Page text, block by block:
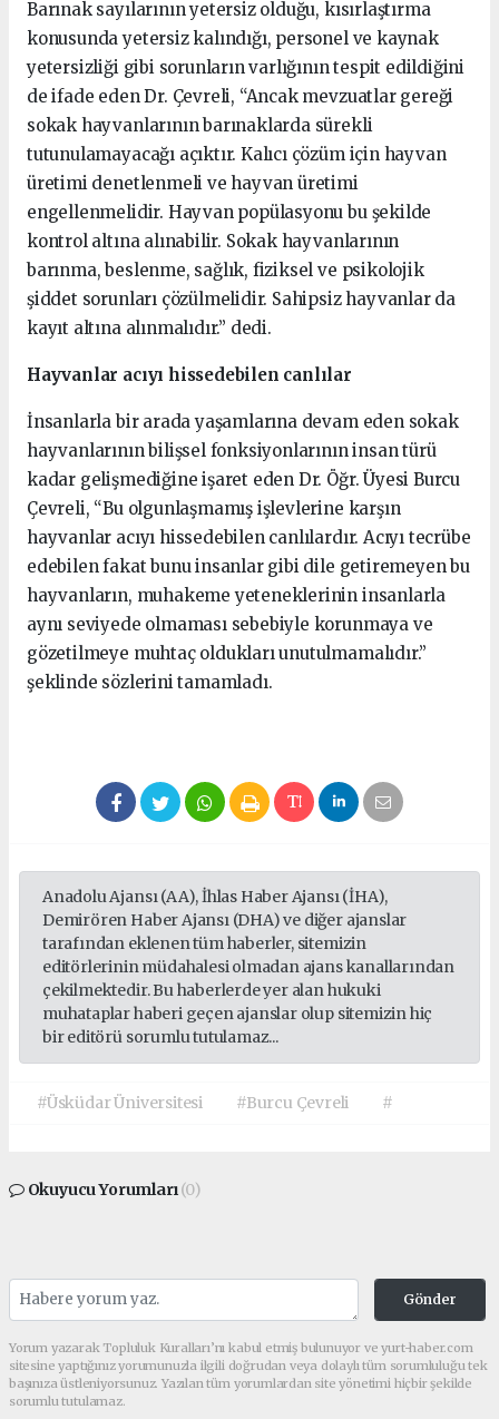
Barınak sayılarının yetersiz olduğu, kısırlaştırma
konusunda yetersiz kalındığı, personel ve kaynak
yetersizliği gibi sorunların varlığının tespit edildiğini
de ifade eden Dr. Çevreli, “Ancak mevzuatlar gereği
sokak hayvanlarının barınaklarda sürekli
tutunulamayacağı açıktır. Kalıcı çözüm için hayvan
üretimi denetlenmeli ve hayvan üretimi
engellenmelidir. Hayvan popülasyonu bu şekilde
kontrol altına alınabilir. Sokak hayvanlarının
barınma, beslenme, sağlık, fiziksel ve psikolojik
şiddet sorunları çözülmelidir. Sahipsiz hayvanlar da
kayıt altına alınmalıdır.” dedi.
Hayvanlar acıyı hissedebilen canlılar
İnsanlarla bir arada yaşamlarına devam eden sokak
hayvanlarının bilişsel fonksiyonlarının insan türü
kadar gelişmediğine işaret eden Dr. Öğr. Üyesi Burcu
Çevreli, “Bu olgunlaşmamış işlevlerine karşın
hayvanlar acıyı hissedebilen canlılardır. Acıyı tecrübe
edebilen fakat bunu insanlar gibi dile getiremeyen bu
hayvanların, muhakeme yeteneklerinin insanlarla
aynı seviyede olmaması sebebiyle korunmaya ve
gözetilmeye muhtaç oldukları unutulmamalıdır.”
şeklinde sözlerini tamamladı.
Anadolu Ajansı (AA), İhlas Haber Ajansı (İHA),
Demirören Haber Ajansı (DHA) ve diğer ajanslar
tarafından eklenen tüm haberler, sitemizin
editörlerinin müdahalesi olmadan ajans kanallarından
çekilmektedir. Bu haberlerde yer alan hukuki
muhataplar haberi geçen ajanslar olup sitemizin hiç
bir editörü sorumlu tutulamaz...
#Üsküdar Üniversitesi #Burcu Çevreli #
Okuyucu Yorumları(0)
Gönder
Yorum yazarak Topluluk Kuralları’nı kabul etmiş bulunuyor ve yurt-haber.com
sitesine yaptığınız yorumunuzla ilgili doğrudan veya dolaylı tüm sorumluluğu tek
başınıza üstleniyorsunuz. Yazılan tüm yorumlardan site yönetimi hiçbir şekilde
sorumlu tutulamaz.